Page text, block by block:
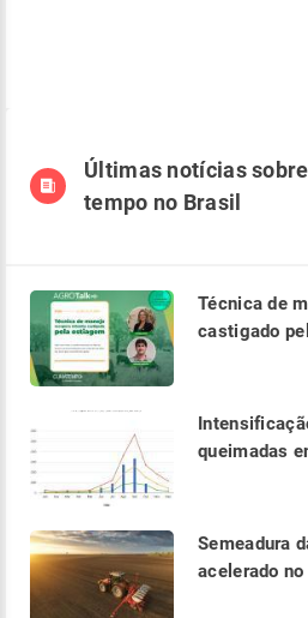
Últimas notícias
tempo no Brasil
Técnica de
castigado
queimadas
Semeadura
acelerado no